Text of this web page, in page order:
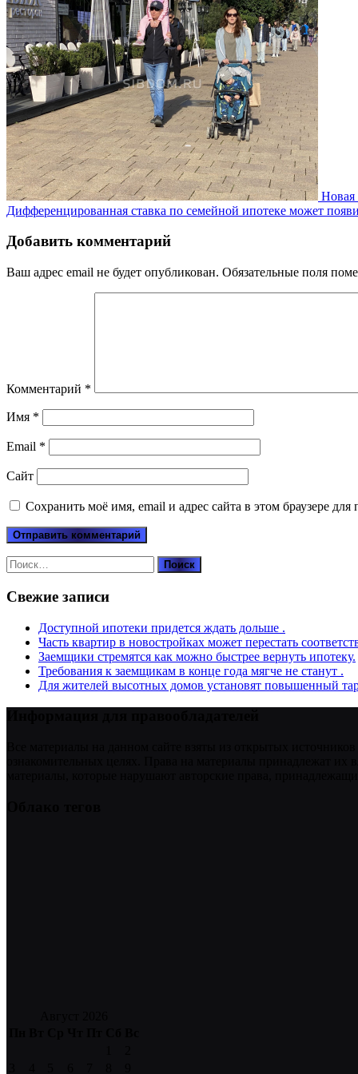
Новая
Дифференцированная ставка по семейной ипотеке может
Добавить комментарий
Ваш адрес email не будет опубликован. Обязательные поля
Комментарий *
Имя *
Email *
Сайт
Сохранить моё имя, email и адрес сайта в этом браузере
Найти:
Свежие записи
Доступной ипотеки придется ждать дольше .
Часть квартир в новостройках может перестать
Заемщики стремятся как можно быстрее вернуть ипотеку.
Требования к заемщикам в конце года мягче не станут .
Для жителей высотных домов установят повышенный